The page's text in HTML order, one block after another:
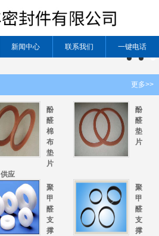
新闻中心 联系我们 一键电话
更多>>
酚
醛
棉
布
垫
片
供应
酚
醛
垫
片
聚
甲
醛
支
撑
聚
甲
醛
支
撑